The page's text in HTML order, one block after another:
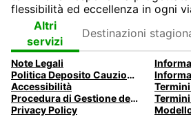
flessibilità ed eccellenza in ogni
Altri
servizi
stagionali
Note Legali
Politica Deposito Cauzionale
Accessibilità
Procedura di Gestione dei Danni
Privacy Policy